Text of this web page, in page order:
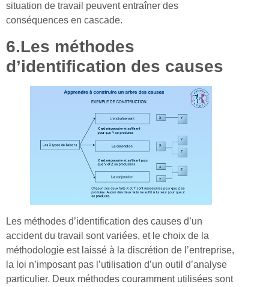
situation de travail peuvent entraîner des
conséquences en cascade.
6.Les méthodes
d’identification des causes
Les méthodes d’identification des causes d’un
accident du travail sont variées, et le choix de la
méthodologie est laissé à la discrétion de l’entreprise,
la loi n’imposant pas l’utilisation d’un outil d’analyse
particulier. Deux méthodes couramment utilisées sont